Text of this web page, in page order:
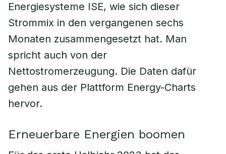
Energiesysteme ISE, wie sich dieser
Strommix in den vergangenen sechs
Monaten zusammengesetzt hat. Man
spricht auch von der
Nettostromerzeugung. Die Daten dafür
gehen aus der Plattform Energy-Charts
hervor.
Erneuerbare Energien boomen